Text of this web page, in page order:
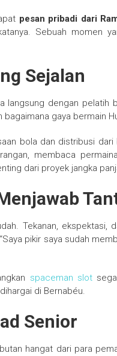
pesan pribadi dari
Sebuah momen
Sejalan
langsung dengan pelatih
gaya bermain
bola dan distribusi dari
membaca
dari proyek jangka
Tekanan, ekspektasi,
pikir saya sudah
spaceman slot
di Bernabéu.
Senior
hangat dari para